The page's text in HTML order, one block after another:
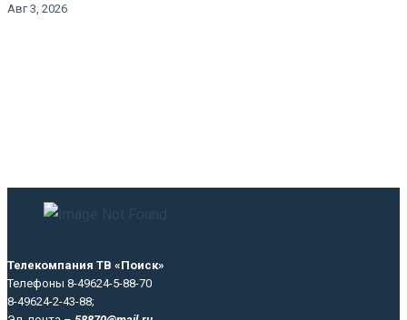
Авг 3, 2026
Телекомпания ТВ «Поиск»
Телефоны 8-49624-5-88-70
8-49624-2-43-88;